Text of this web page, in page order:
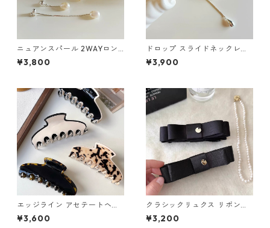
ニュアンスパール 2WAYロン
グチェーンピアス：676
¥3,800
ドロップ スライドネックレ
ス：678
¥3,900
エッジライン アセテートヘア
クリップ（４色）：602
¥3,600
クラシックリュクス リボンバ
ナナクリップ（２色）：669
¥3,200